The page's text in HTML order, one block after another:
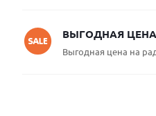
ВЫГОДНАЯ
Выгодная цена на